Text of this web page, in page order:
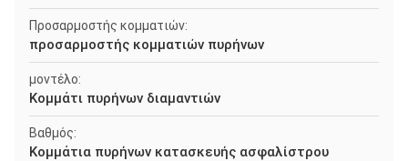
Προσαρμοστής κομματιών:
προσαρμοστής κομματιών πυρήνων
μοντέλο:
Κομμάτι πυρήνων διαμαντιών
Βαθμός:
Κομμάτια πυρήνων κατασκευής ασφαλίστρου